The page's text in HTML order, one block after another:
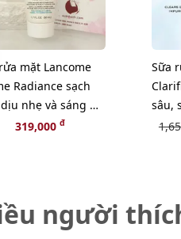
mặt Lancome
Radiance sạch
nhẹ và sáng da
(NEW)
319,000đ
Sữa
sâu,
người